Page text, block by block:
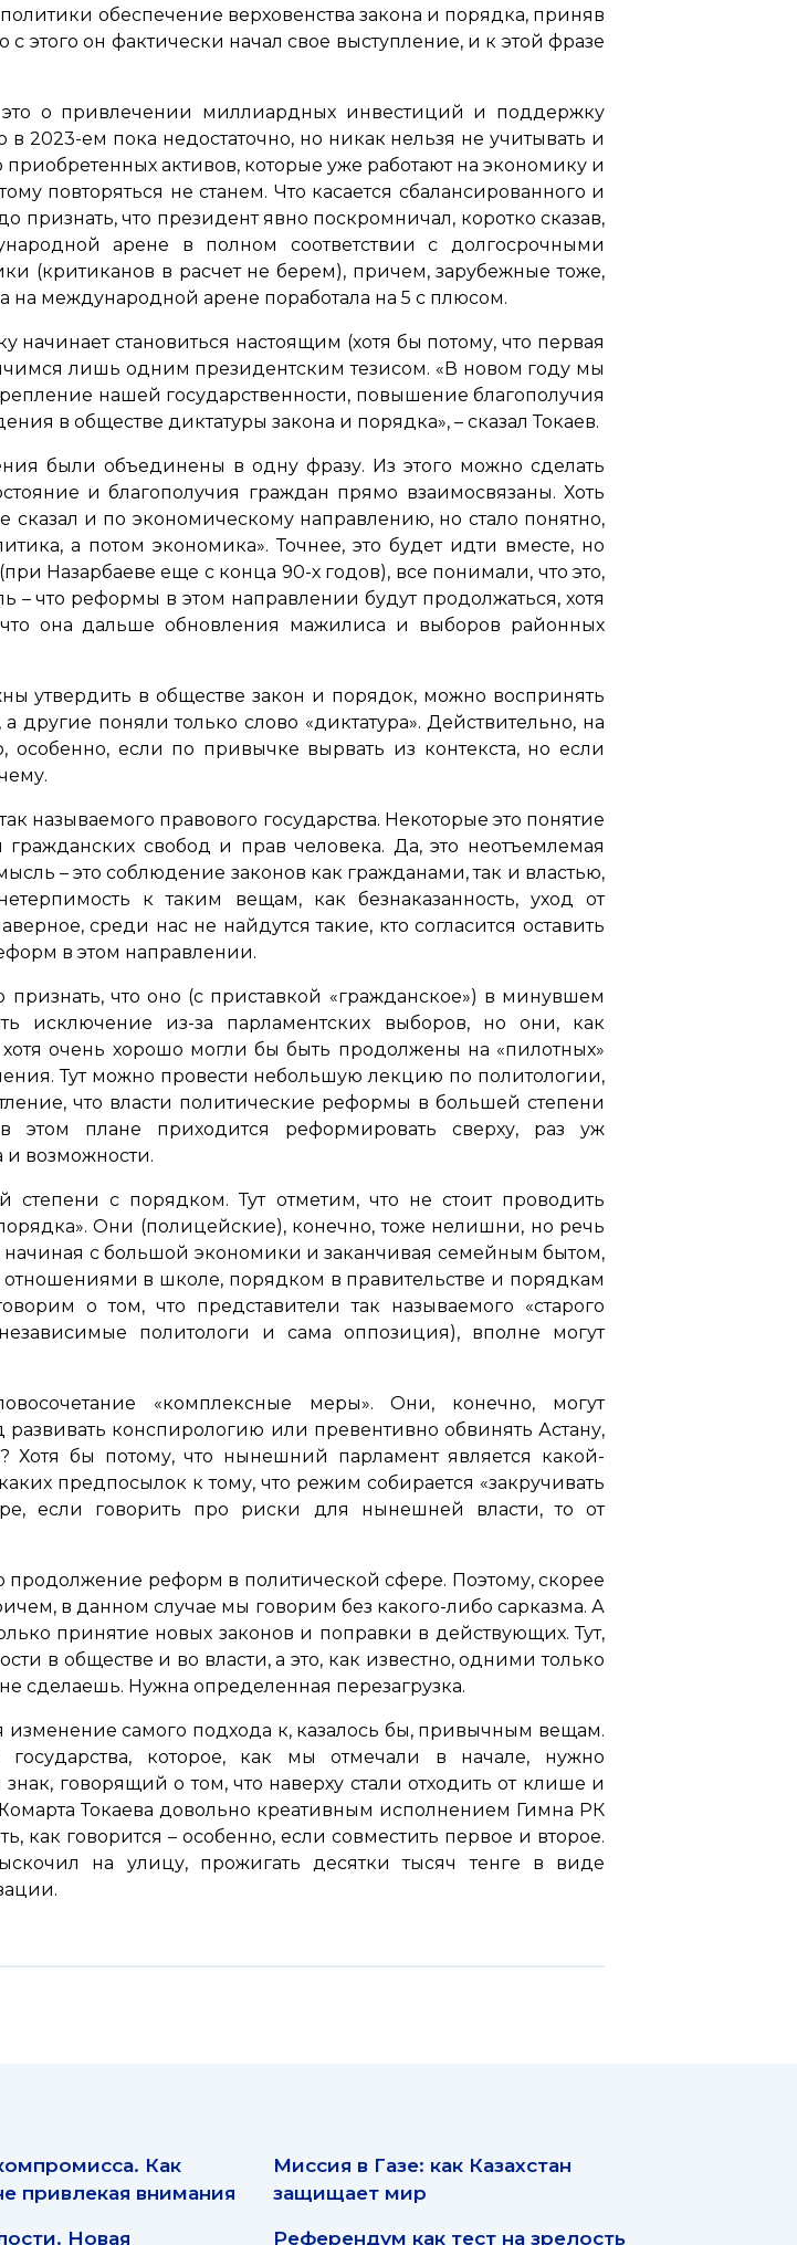
обеспечение верховенства закона и порядка, приняв
этого он фактически начал свое выступление, и к этой фразе
о привлечении миллиардных инвестиций и поддержку
2023-ем пока недостаточно, но никак нельзя не учитывать и
приобретенных активов, которые уже работают на экономику и
повторяться не станем. Что касается сбалансированного и
признать, что президент явно поскромничал, коротко сказав,
арене в полном соответствии с долгосрочными
(критиканов в расчет не берем), причем, зарубежные тоже,
на международной арене поработала на 5 с плюсом.
становиться настоящим (хотя бы потому, что первая
лишь одним президентским тезисом. «В новом году мы
нашей государственности, повышение благополучия
в обществе диктатуры закона и порядка», – сказал Токаев.
были объединены в одну фразу. Из этого можно сделать
и благополучия граждан прямо взаимосвязаны. Хоть
и по экономическому направлению, но стало понятно,
а потом экономика». Точнее, это будет идти вместе, но
Назарбаеве еще с конца 90-х годов), все понимали, что это,
что реформы в этом направлении будут продолжаться, хотя
она дальше обновления мажилиса и выборов районных
утвердить в обществе закон и порядок, можно воспринять
другие поняли только слово «диктатура». Действительно, на
особенно, если по привычке вырвать из контекста, но если
называемого правового государства. Некоторые это понятие
свобод и прав человека. Да, это неотъемлемая
– это соблюдение законов как гражданами, так и властью,
к таким вещам, как безнаказанность, уход от
среди нас не найдутся такие, кто согласится оставить
в этом направлении.
признать, что оно (с приставкой «гражданское») в минувшем
исключение из-за парламентских выборов, но они, как
очень хорошо могли бы быть продолжены на «пилотных»
Тут можно провести небольшую лекцию по политологии,
что власти политические реформы в большей степени
плане приходится реформировать сверху, раз уж
и возможности.
с порядком. Тут отметим, что не стоит проводить
Они (полицейские), конечно, тоже нелишни, но речь
с большой экономики и заканчивая семейным бытом,
в школе, порядком в правительстве и порядкам
о том, что представители так называемого «старого
политологи и сама оппозиция), вполне могут
«комплексные меры». Они, конечно, могут
конспирологию или превентивно обвинять Астану,
Хотя бы потому, что нынешний парламент является какой-
предпосылок к тому, что режим собирается «закручивать
если говорить про риски для нынешней власти, то от
продолжение реформ в политической сфере. Поэтому, скорее
в данном случае мы говорим без какого-либо сарказма. А
принятие новых законов и поправки в действующих. Тут,
в обществе и во власти, а это, как известно, одними только
сделаешь. Нужна определенная перезагрузка.
самого подхода к, казалось бы, привычным вещам.
которое, как мы отмечали в начале, нужно
говорящий о том, что наверху стали отходить от клише и
Токаева довольно креативным исполнением Гимна РК
говорится – особенно, если совместить первое и второе.
на улицу, прожигать десятки тысяч тенге в виде
Как
привлекая внимания
Миссия в Газе: как Казахстан
защищает мир
Новая Референдум как тест на зрелость